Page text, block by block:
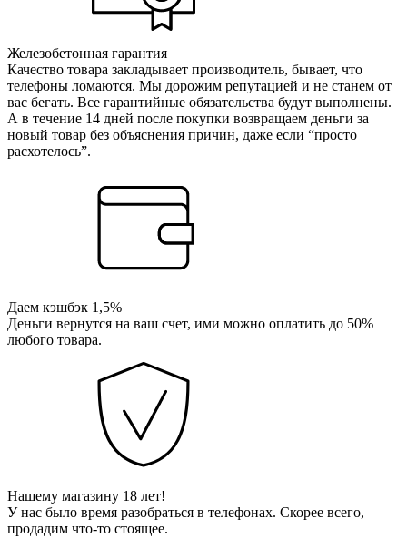
Железобетонная гарантия
Качество товара закладывает производитель, бывает, что
телефоны ломаются. Мы дорожим репутацией и не станем от
вас бегать. Все гарантийные обязательства будут выполнены.
А в течение 14 дней после покупки возвращаем деньги за
новый товар без объяснения причин, даже если “просто
расхотелось”.
Даем кэшбэк 1,5%
Деньги вернутся на ваш счет, ими можно оплатить до 50%
любого товара.
Нашему магазину 18 лет!
У нас было время разобраться в телефонах. Скорее всего,
продадим что-то стоящее.